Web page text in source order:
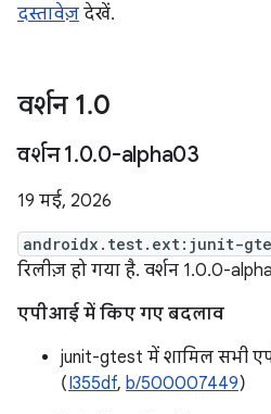
दस्तावेज़ देखें.
वर्शन 1.0
वर्शन 1.0.0-alpha03
19 मई, 2026
androidx.test.ext:junit-
रिलीज़ हो गया है. वर्शन 1.0.0-
एपीआई में किए गए बदलाव
junit-gtest में शामिल सभी
(I355df, b/500007449)